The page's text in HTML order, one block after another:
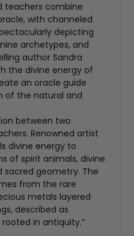
teachers combine
with channeled
depicting
archetypes, and
author Sandra
the divine energy of
an oracle guide
of the natural and
between two
Renowned artist
divine energy to
of spirit animals, divine
sacred geometry. The
from the rare
metals layered
described as
in antiquity.”